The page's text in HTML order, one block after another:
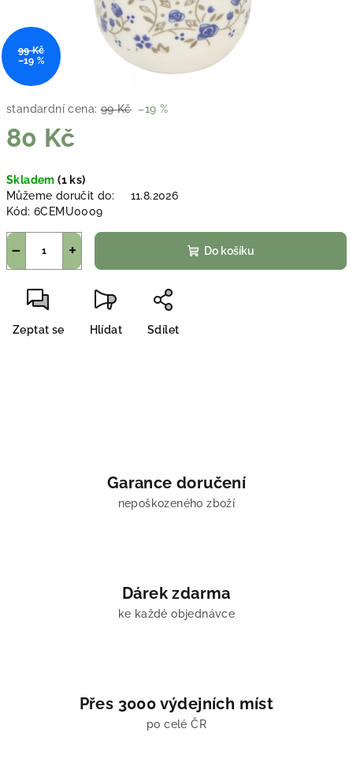
standardní cena: 99 Kč –19 %
80 Kč
cena:
Skladem(1 ks)
Můžeme doručit do:
11.8.2026
Kód: 6CEMU0009
+
− Do košíku
Zeptat se Hlídat Sdílet
99 Kč
–19 %
Garance doručení
nepoškozeného zboží
Dárek zdarma
ke každé objednávce
Přes 3000 výdejních míst
po celé ČR